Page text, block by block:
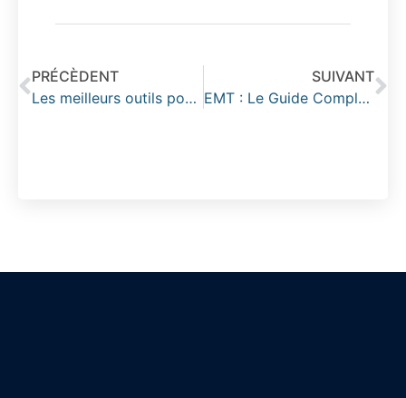
PRÉCÈDENT
Les meilleurs outils pour créer un anagramme gratuit en ligne
SUIVANT
EMT : Le Guide Complet pour Optimiser la Qualité de Vie au Travail